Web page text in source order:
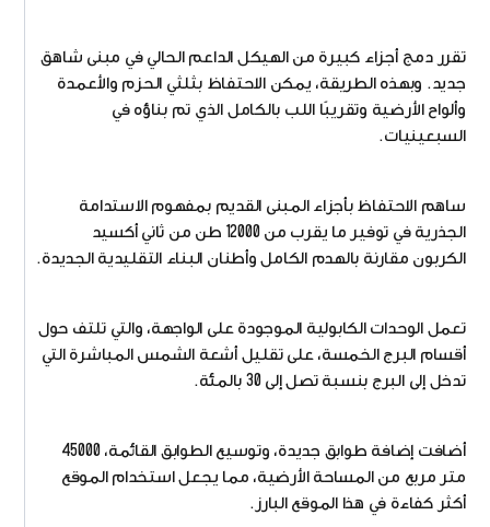
تقرر دمج أجزاء كبيرة من الهيكل الداعم الحالي في مبنى شاهق
جديد. وبهذه الطريقة، يمكن الاحتفاظ بثلثي الحزم والأعمدة
وألواح الأرضية وتقريبًا اللب بالكامل الذي تم بناؤه في
السبعينيات.
ساهم الاحتفاظ بأجزاء المبنى القديم بمفهوم الاستدامة
الجذرية في توفير ما يقرب من 12000 طن من ثاني أكسيد
الكربون مقارنة بالهدم الكامل وأطنان البناء التقليدية الجديدة.
تعمل الوحدات الكابولية الموجودة على الواجهة، والتي تلتف حول
أقسام البرج الخمسة، على تقليل أشعة الشمس المباشرة التي
تدخل إلى البرج بنسبة تصل إلى 30 بالمئة.
أضافت إضافة طوابق جديدة، وتوسيع الطوابق القائمة، 45000
متر مربع من المساحة الأرضية، مما يجعل استخدام الموقع
أكثر كفاءة في هذا الموقع البارز.